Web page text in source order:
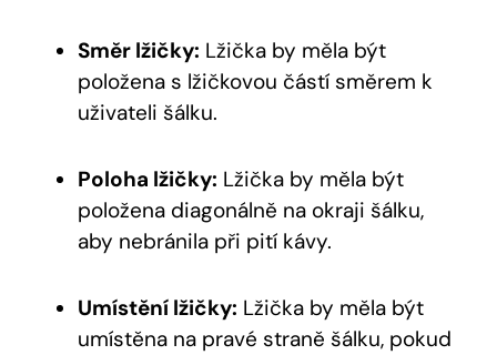
Směr lžičky: ⁣Lžička by měla být
položena s lžičkovou částí směrem k
uživateli šálku.
Poloha lžičky: Lžička by měla být
položena diagonálně‌ na ‌okraji ‌šálku,
aby nebránila při pití ⁤kávy.
Umístění lžičky: Lžička by měla​ být⁣
umístěna ⁢na pravé straně šálku, ‌pokud